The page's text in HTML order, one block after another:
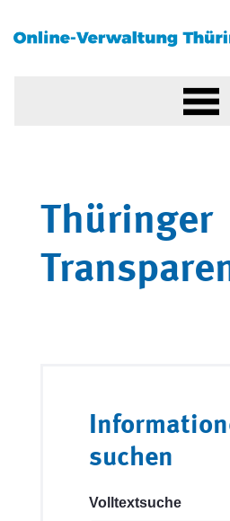
Thüringer
suchen
Volltextsuche